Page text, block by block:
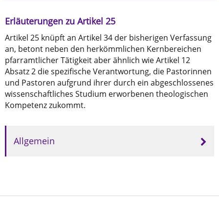
Erläuterungen zu Artikel 25
Artikel 25 knüpft an Artikel 34 der bisherigen Verfassung
an, betont neben den herkömmlichen Kernbereichen
pfarramtlicher Tätigkeit aber ähnlich wie Artikel 12
Absatz 2 die spezifische Verantwortung, die Pastorinnen
und Pastoren aufgrund ihrer durch ein abgeschlossenes
wissenschaftliches Studium erworbenen theologischen
Kompetenz zukommt.
Allgemein